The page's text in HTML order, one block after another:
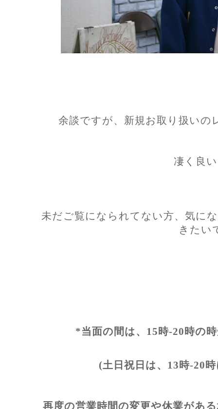
余談ですが、新規お取り扱いの
凄く良
未だご覧になられてない方、気に
きたい
*当面の間は、15時-20時の
(土日祝日は、13時-20
再度の営業時間の変更や休業があ